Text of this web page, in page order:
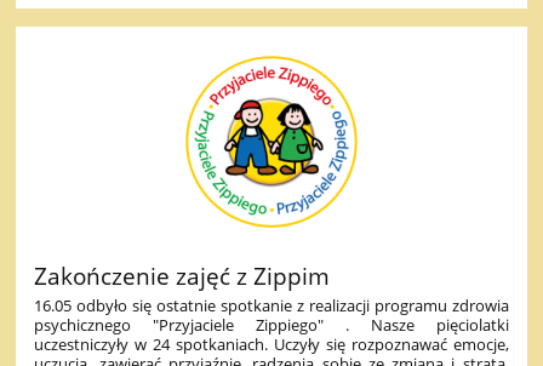
Zakończenie zajęć z Zippim
16.05 odbyło się ostatnie spotkanie z realizacji programu zdrowia
psychicznego "Przyjaciele Zippiego" . Nasze pięciolatki
uczestniczyły w 24 spotkaniach. Uczyły się rozpoznawać emocje,